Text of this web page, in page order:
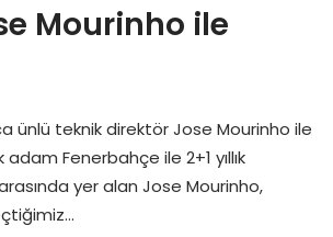
Mourinho ile
ünlü teknik direktör Jose Mourinho ile
Fenerbahçe ile 2+1 yıllık
yer alan Jose Mourinho,